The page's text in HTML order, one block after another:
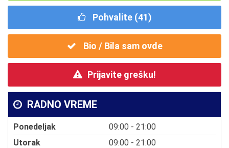
Pohvalite (41)
Bio / Bila sam ovde
Prijavite grešku!
RADNO VREME
Ponedeljak
09:00 - 21:00
Utorak
09:00 - 21:00